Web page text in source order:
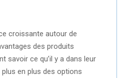
croissante autour de
des produits
savoir ce qu’il y a dans leur
en plus des options